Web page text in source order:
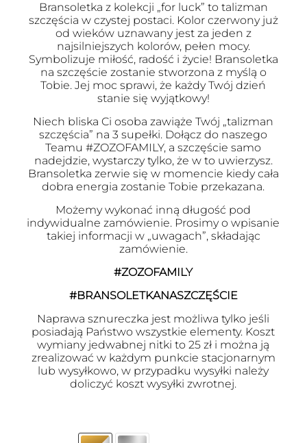
Bransoletka z kolekcji „for luck” to talizman
szczęścia w czystej postaci. Kolor czerwony już
od wieków uznawany jest za jeden z
najsilniejszych kolorów, pełen mocy.
Symbolizuje miłość, radość i życie! Bransoletka
na szczęście zostanie stworzona z myślą o
Tobie. Jej moc sprawi, że każdy Twój dzień
stanie się wyjątkowy!
Niech bliska Ci osoba zawiąże Twój „talizman
szczęścia” na 3 supełki. Dołącz do naszego
Teamu #ZOZOFAMILY, a szczęście samo
nadejdzie, wystarczy tylko, że w to uwierzysz.
Bransoletka zerwie się w momencie kiedy cała
dobra energia zostanie Tobie przekazana.
Możemy wykonać inną długość pod
indywidualne zamówienie. Prosimy o wpisanie
takiej informacji w „uwagach”, składając
zamówienie.
#ZOZOFAMILY
#BRANSOLETKANASZCZĘŚCIE
Naprawa sznureczka jest możliwa tylko jeśli
posiadają Państwo wszystkie elementy. Koszt
wymiany jedwabnej nitki to 25 zł i można ją
zrealizować w każdym punkcie stacjonarnym
lub wysyłkowo, w przypadku wysyłki należy
doliczyć koszt wysyłki zwrotnej.